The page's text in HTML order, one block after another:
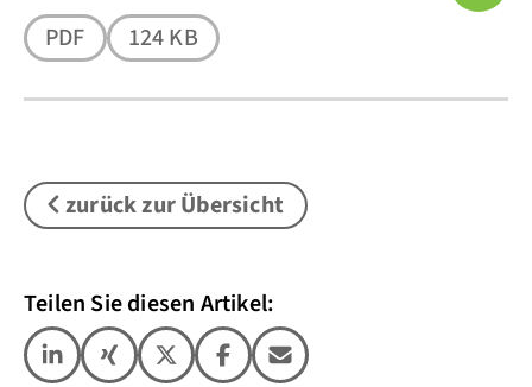
PDF 124 KB
zurück zur Übersicht
Teilen Sie diesen Artikel: